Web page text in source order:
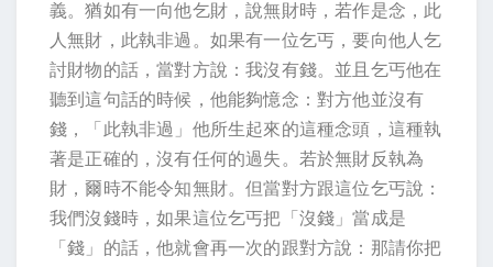
義。猶如有一向他乞財，說無財時，若作是念，此
人無財，此執非過。如果有一位乞丐，要向他人乞
討財物的話，當對方說：我沒有錢。並且乞丐他在
聽到這句話的時候，他能夠憶念：對方他並沒有
錢，「此執非過」他所生起來的這種念頭，這種執
著是正確的，沒有任何的過失。若於無財反執為
財，爾時不能令知無財。但當對方跟這位乞丐說：
我們沒錢時，如果這位乞丐把「沒錢」當成是
「錢」的話，他就會再一次的跟對方說：那請你把